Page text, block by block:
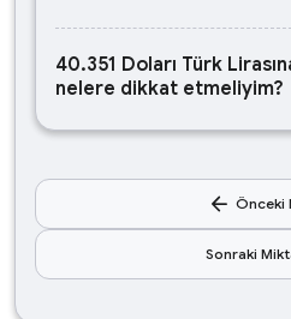
40.351 Doları Türk
nelere dikkat etmeliyim?
arrow_back Önceki
Sonraki